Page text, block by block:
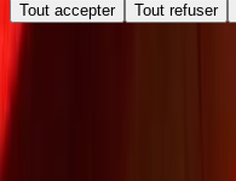
Tout accepter Tout refuser